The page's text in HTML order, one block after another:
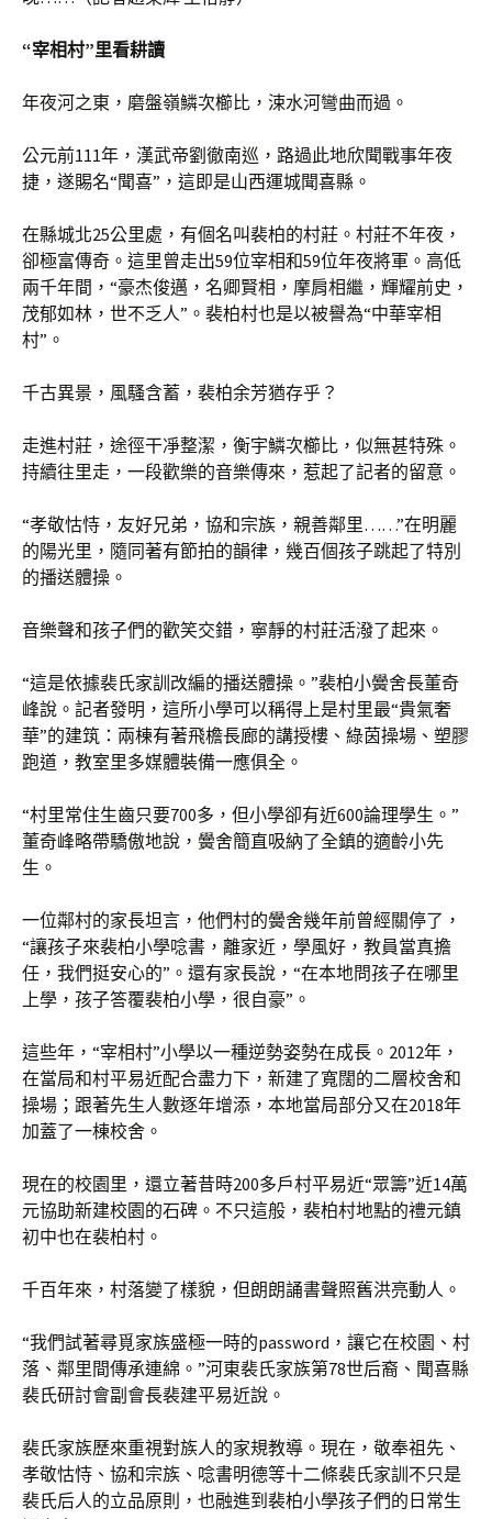
“宰相村”里看耕讀
年夜河之東，磨盤嶺鱗次櫛比，涑水河彎曲而過。
公元前111年，漢武帝劉徹南巡，路過此地欣聞戰事年夜
捷，遂賜名“聞喜”，這即是山西運城聞喜縣。
在縣城北25公里處，有個名叫裴柏的村莊。村莊不年夜，
卻極富傳奇。這里曾走出59位宰相和59位年夜將軍。高低
兩千年間，“豪杰俊邁，名卿賢相，摩肩相繼，輝耀前史，
茂郁如林，世不乏人”。裴柏村也是以被譽為“中華宰相
村”。
千古異景，風騷含蓄，裴柏余芳猶存乎？
走進村莊，途徑干凈整潔，衡宇鱗次櫛比，似無甚特殊。
持續往里走，一段歡樂的音樂傳來，惹起了記者的留意。
“孝敬怙恃，友好兄弟，協和宗族，親善鄰里……”在明麗
的陽光里，隨同著有節拍的韻律，幾百個孩子跳起了特別
的播送體操。
音樂聲和孩子們的歡笑交錯，寧靜的村莊活潑了起來。
“這是依據裴氏家訓改編的播送體操。”裴柏小黌舍長董奇
峰說。記者發明，這所小學可以稱得上是村里最“貴氣奢
華”的建筑：兩棟有著飛檐長廊的講授樓、綠茵操場、塑膠
跑道，教室里多媒體裝備一應俱全。
“村里常住生齒只要700多，但小學卻有近600論理學生。”
董奇峰略帶驕傲地說，黌舍簡直吸納了全鎮的適齡小先
生。
一位鄰村的家長坦言，他們村的黌舍幾年前曾經關停了，
“讓孩子來裴柏小學唸書，離家近，學風好，教員當真擔
任，我們挺安心的”。還有家長說，“在本地問孩子在哪里
上學，孩子答覆裴柏小學，很自豪”。
這些年，“宰相村”小學以一種逆勢姿勢在成長。2012年，
在當局和村平易近配合盡力下，新建了寬闊的二層校舍和
操場；跟著先生人數逐年增添，本地當局部分又在2018年
加蓋了一棟校舍。
現在的校園里，還立著昔時200多戶村平易近“眾籌”近14萬
元協助新建校園的石碑。不只這般，裴柏村地點的禮元鎮
初中也在裴柏村。
千百年來，村落變了樣貌，但朗朗誦書聲照舊洪亮動人。
“我們試著尋覓家族盛極一時的password，讓它在校園、村
落、鄰里間傳承連綿。”河東裴氏家族第78世后裔、聞喜縣
裴氏研討會副會長裴建平易近說。
裴氏家族歷來重視對族人的家規教導。現在，敬奉祖先、
孝敬怙恃、協和宗族、唸書明德等十二條裴氏家訓不只是
裴氏后人的立品原則，也融進到裴柏小學孩子們的日常生